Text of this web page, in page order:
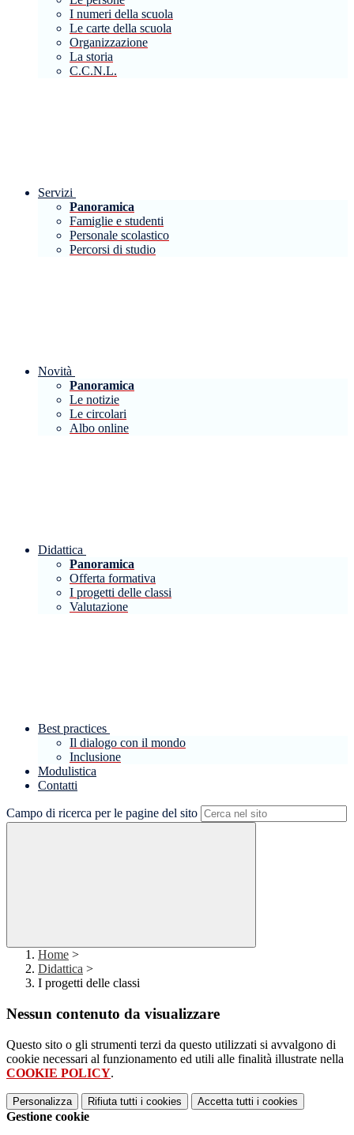
I numeri della scuola
Le carte della scuola
Organizzazione
La storia
C.C.N.L.
Servizi
Panoramica
Famiglie e studenti
Personale scolastico
Percorsi di studio
Novità
Panoramica
Le notizie
Le circolari
Albo online
Didattica
Panoramica
Offerta formativa
I progetti delle classi
Valutazione
Best practices
Il dialogo con il mondo
Inclusione
Modulistica
Contatti
Campo di ricerca per le pagine del sito
Home >
Didattica >
I progetti delle classi
Nessun contenuto da visualizzare
Questo sito o gli strumenti terzi da questo utilizzati si avvalgono di
cookie necessari al funzionamento ed utili alle finalità illustrate nella
COOKIE POLICY.
Personalizza Rifiuta tutti i cookies Accetta tutti i cookies
Gestione cookie